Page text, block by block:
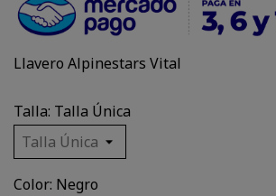
Llavero Alpinestars Vital
Talla: Talla Única
Color: Negro